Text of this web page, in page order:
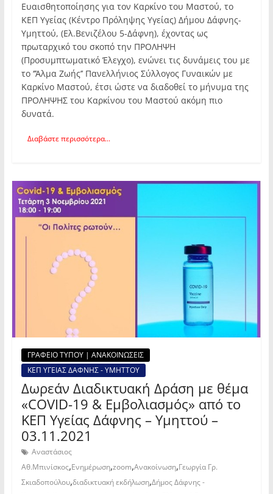
Ευαισθητοποίησης για τον Καρκίνο του Μαστού, το
ΚΕΠ Υγείας (Κέντρο Πρόληψης Υγείας) Δήμου Δάφνης-
Υμηττού, (Ελ.Βενιζέλου 5-Δάφνη), έχοντας ως
πρωταρχικό του σκοπό την ΠΡΟΛΗΨΗ
(Προσυμπτωματικό Έλεγχο), ενώνει τις δυνάμεις του με
το ‘’Άλμα Ζωής’’ Πανελλήνιος Σύλλογος Γυναικών με
Καρκίνο Μαστού, έτσι ώστε να διαδοθεί το μήνυμα της
ΠΡΟΛΗΨΗΣ του Καρκίνου του Μαστού ακόμη πιο
δυνατά.
Διαβάστε περισσότερα...
ΓΡΑΦΕΙΟ ΤΥΠΟΥ | ΑΝΑΚΟΙΝΩΣΕΙΣ
ΚΕΠ ΥΓΕΙΑΣ ΔΑΦΝΗΣ - ΥΜΗΤΤΟΥ
Δωρεάν Διαδικτυακή Δράση με θέμα
«COVID-19 & Εμβολιασμός» από το
ΚΕΠ Υγείας Δάφνης – Υμηττού –
03.11.2021
Αναστάσιος
Αθ.Μπινίσκος,Ενημέρωση,zoom,Ανακοίνωση,Γεωργία Γρ.
Σκιαδοπούλου,διαδικτυακή εκδήλωση,Δήμος Δάφνης -